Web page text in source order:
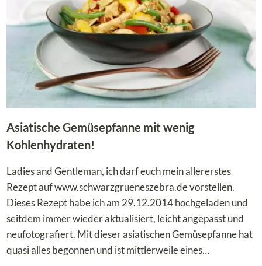
GESCHMACK
Asiatische Gemüsepfanne mit wenig
Kohlenhydraten!
Ladies and Gentleman, ich darf euch mein allererstes
Rezept auf www.schwarzgrueneszebra.de vorstellen.
Dieses Rezept habe ich am 29.12.2014 hochgeladen und
seitdem immer wieder aktualisiert, leicht angepasst und
neufotografiert. Mit dieser asiatischen Gemüsepfanne hat
quasi alles begonnen und ist mittlerweile eines…